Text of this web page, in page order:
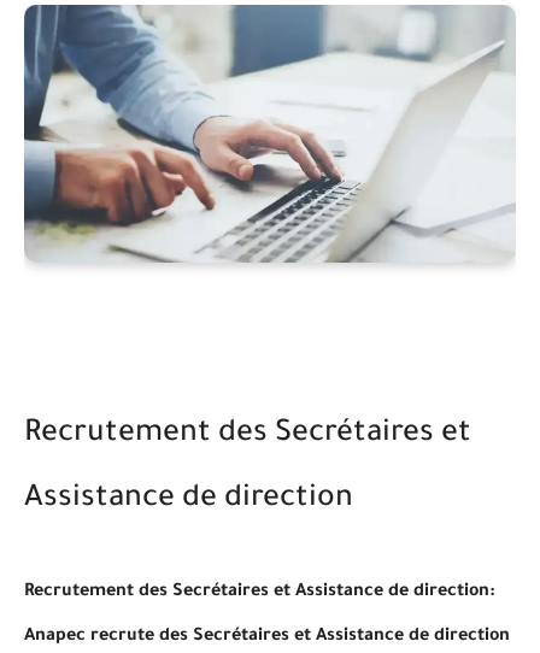
Recrutement des Secrétaires et
Assistance de direction
Recrutement des Secrétaires et Assistance de direction:
Anapec recrute des Secrétaires et Assistance de direction